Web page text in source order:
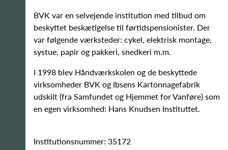
BVK var en selvejende institution med tilbud om
beskyttet beskætigelse til førtidspensionister. Der
var følgende værksteder: cykel, elektrisk montage,
systue, papir og pakkeri, snedkeri m.m.
I 1998 blev Håndværkskolen og de beskyttede
virksomheder BVK og Ibsens Kartonnagefabrik
udskilt (fra Samfundet og Hjemmet for Vanføre) som
en egen virksomhed: Hans Knudsen Instituttet.
Institutionsnummer: 35172